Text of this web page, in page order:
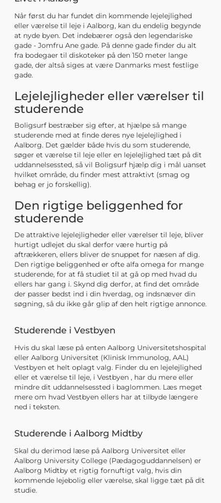
Når først du har fundet din kommende lejelejlighed
eller værelse til leje i Aalborg, kan du endelig begynde
at nyde byen. Det indebærer også den legendariske
gade - Jomfru Ane gade. På denne gade finder du alt
fra bodegaer til diskoteker på den 150 meter lange
gade, der altså siges at være Danmarks mest festlige
gade.
Lejelejligheder eller værelser til
studerende
Boligsurf bestræber sig efter, at hjælpe så mange
studerende med at finde deres nye lejelejlighed i
Aalborg. Det gælder både hvis du som studerende,
søger et værelse til leje eller en lejelejlighed tæt på dit
uddannelsessted, så vil Boligsurf hjælp dig i mål uanset
hvilket område, du finder mest attraktivt (smag og
behag er jo forskellig).
Den rigtige beliggenhed for
studerende
De attraktive lejelejligheder eller værelser til leje, bliver
hurtigt udlejet du skal derfor være hurtig på
aftrækkeren, ellers bliver de snuppet for næsen af dig.
Den rigtige beliggenhed er ofte alfa omega for mange
studerende, for at få studiet til at gå op med hvad du
ellers har gang i. Skynd dig derfor, at find det område
der passer bedst ind i din hverdag, og indsnæver din
søgning, så du ikke går glip af den helt rigtige annonce.
Studerende i Vestbyen
Hvis du skal læse på enten Aalborg Universitetshospital
eller Aalborg Universitet (Klinisk Immunolog, AAL)
Vestbyen et helt oplagt valg. Finder du en lejelejlighed
eller et værelse til leje, i Vestbyen , har du mere eller
mindre dit uddannelsessted i baglommen. Læs meget
mere om hvad Vestbyen ellers har at tilbyde længere
ned i teksten.
Studerende i Aalborg Midtby
Skal du derimod læse på Aalborg Universitet eller
Aalborg University College (Pædagoguddannelsen) er
Aalborg Midtby et rigtig fornuftigt valg, hvis din
kommende lejebolig eller værelse, skal ligge tæt på dit
studie.